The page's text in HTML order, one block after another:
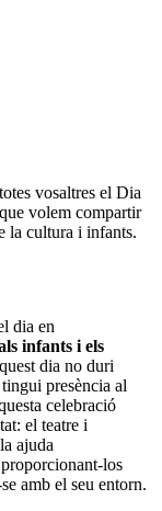
vosaltres el Dia
volem compartir
la cultura i infants.
dia en
infants i els
dia no duri
presència al
celebració
el teatre i
ajuda
los
amb el seu entorn.